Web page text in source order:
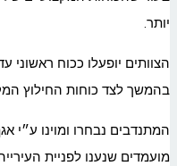
יותר.
הצוותים יופעלו ככוח ראשוני
בהמשך לצד כוחות החילוץ
המתנדבים נבחרו ומוינו
מועמדים שנענו לפניית